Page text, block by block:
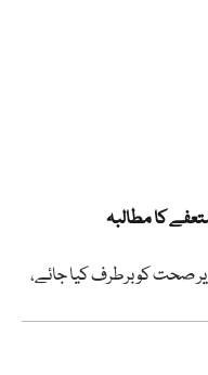
کا مطالبہ
صحت کو برطرف کیا جائے،